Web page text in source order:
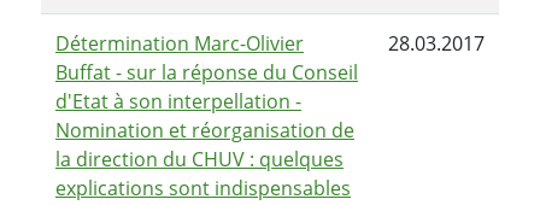
Détermination Marc-Olivier
Buffat - sur la réponse du Conseil
d'Etat à son interpellation -
Nomination et réorganisation de
la direction du CHUV : quelques
explications sont indispensables
28.03.2017